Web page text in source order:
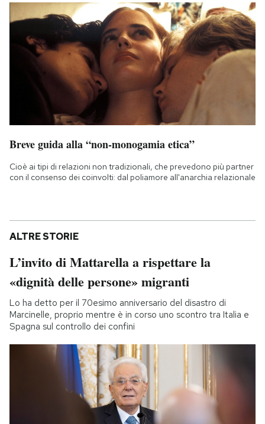
Breve guida alla “non-monogamia etica”
Cioè ai tipi di relazioni non tradizionali, che prevedono più partner
con il consenso dei coinvolti: dal poliamore all'anarchia relazionale
ALTRE STORIE
L’invito di Mattarella a rispettare la
«dignità delle persone» migranti
Lo ha detto per il 70esimo anniversario del disastro di
Marcinelle, proprio mentre è in corso uno scontro tra Italia e
Spagna sul controllo dei confini